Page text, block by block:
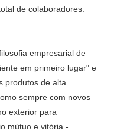
empresarial de
em primeiro lugar" e
produtos de alta
sempre com novos
exterior para
mútuo e vitória -